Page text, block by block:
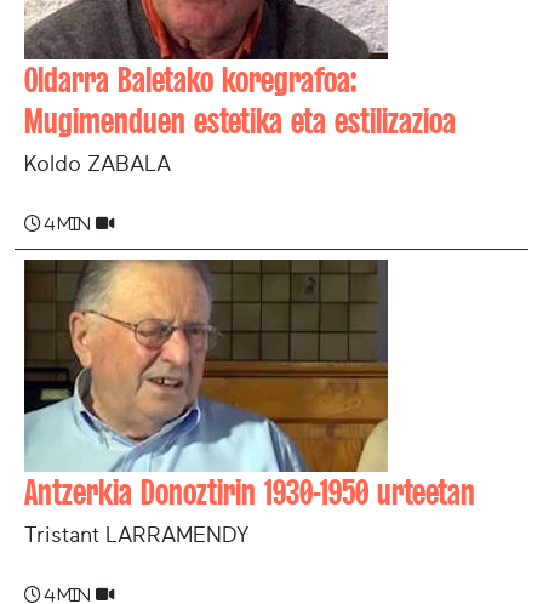
Oldarra Baletako koregrafoa:
Mugimenduen estetika eta estilizazioa
Koldo ZABALA
4 min
Antzerkia Donoztirin 1930-1950 urteetan
Tristant LARRAMENDY
4 min